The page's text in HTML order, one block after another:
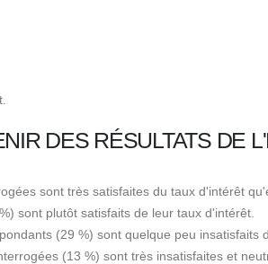
DES RÉSULTATS DE
sont très satisfaites du taux d'intérêt
sont plutôt satisfaits de leur taux d'intérêt.
(29 %) sont quelque peu insatisfaits
(13 %) sont très insatisfaites et